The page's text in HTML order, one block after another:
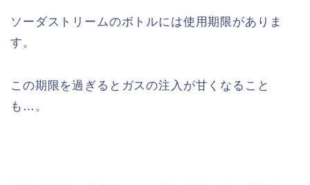
ソーダストリームのボトルには使用期限がありま
す。
この期限を過ぎるとガスの注入が甘くなること
も…。